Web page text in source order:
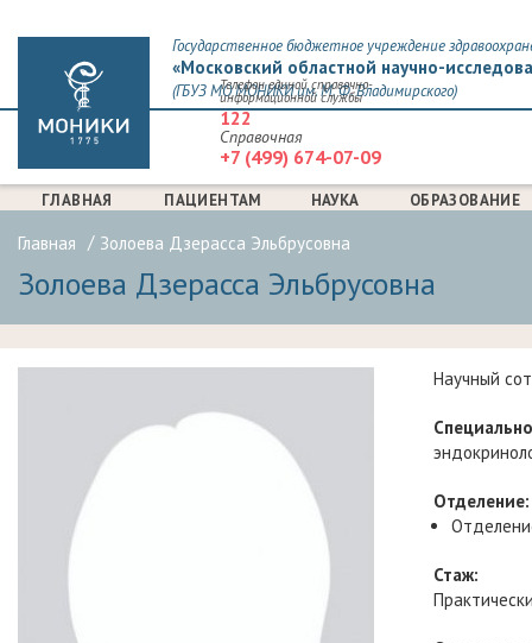
Государственное бюджетное учреждение
«Московский областной научно-
(ГБУЗ МО МОНИКИ им. М. Ф. Владимирского)
Телефон единой справочно-
информационной службы
122
Справочная
+7 (499) 674-07-09
ГЛАВНАЯ ПАЦИЕНТАМ НАУКА ОБРАЗОВАНИЕ
Главная Золоева Дзерасса Эльбрусовна
Золоева Дзерасса Эльбрусовна
Научный
Отделение:
Стаж: